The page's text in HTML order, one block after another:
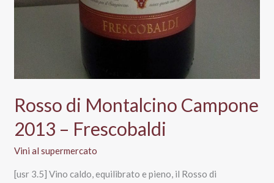
Rosso di Montalcino Campone
2013 – Frescobaldi
Vini al supermercato
[usr 3.5] Vino caldo, equilibrato e pieno, il Rosso di